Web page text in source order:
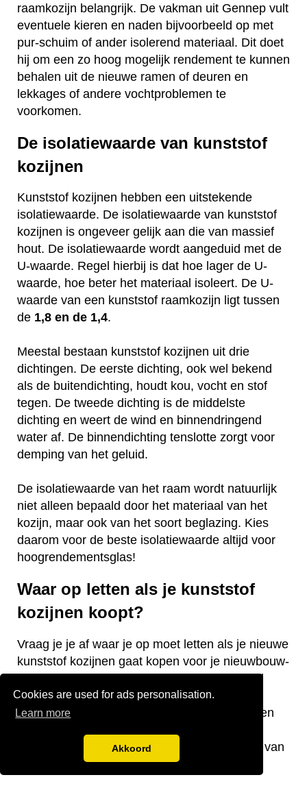
Cookies are used for ads personalisation.
Learn more
Akkoord
raamkozijn belangrijk. De vakman uit Gennep vult
eventuele kieren en naden bijvoorbeeld op met
pur-schuim of ander isolerend materiaal. Dit doet
hij om een zo hoog mogelijk rendement te kunnen
behalen uit de nieuwe ramen of deuren en
lekkages of andere vochtproblemen te
voorkomen.
De isolatiewaarde van kunststof
kozijnen
Kunststof kozijnen hebben een uitstekende
isolatiewaarde. De isolatiewaarde van kunststof
kozijnen is ongeveer gelijk aan die van massief
hout. De isolatiewaarde wordt aangeduid met de
U-waarde. Regel hierbij is dat hoe lager de U-
waarde, hoe beter het materiaal isoleert. De U-
waarde van een kunststof raamkozijn ligt tussen
de 1,8 en de 1,4.
Meestal bestaan kunststof kozijnen uit drie
dichtingen. De eerste dichting, ook wel bekend
als de buitendichting, houdt kou, vocht en stof
tegen. De tweede dichting is de middelste
dichting en weert de wind en binnendringend
water af. De binnendichting tenslotte zorgt voor
demping van het geluid.
De isolatiewaarde van het raam wordt natuurlijk
niet alleen bepaald door het materiaal van het
kozijn, maar ook van het soort beglazing. Kies
daarom voor de beste isolatiewaarde altijd voor
hoogrendementsglas!
Waar op letten als je kunststof
kozijnen koopt?
Vraag je je af waar je op moet letten als je nieuwe
kunststof kozijnen gaat kopen voor je nieuwbouw-
of bestaande woning? Wij hebben een aantal
nuttige tips voor je! De keurmerken van de
kozijnen, welke isolatiewaarde je nodig hebt en
belangrijke aandachtspunten bij de aanschaf van
kunststof kozijnen.